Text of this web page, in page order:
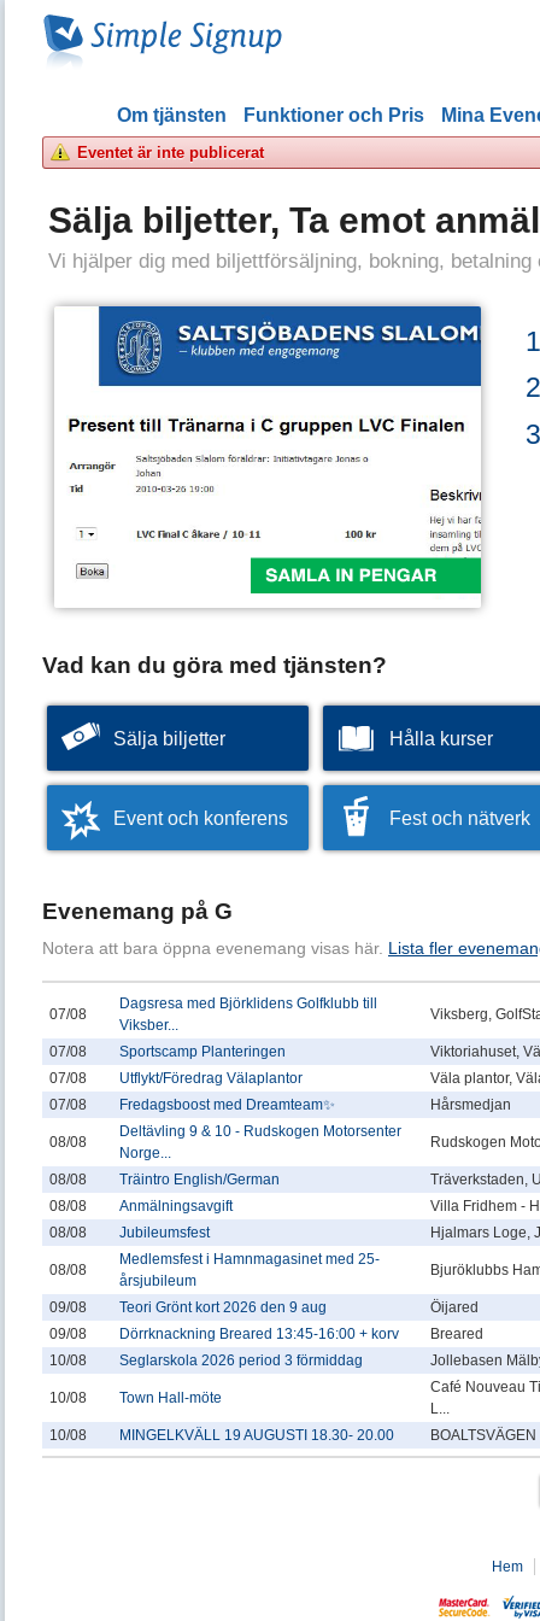
Om tjänsten Funktioner och Pris Mina
Eventet är inte publicerat
Sälja biljetter, Ta emot
Vi hjälper dig med biljettförsäljning, bokning,
Vad kan du göra med tjänsten?
Sälja biljetter Hålla kurser
Event och konferens Fest och nätverk
Evenemang på G
Notera att bara öppna evenemang visas här. Lista fler
07/08
Dagsresa med Björklidens Golfklubb till
Viksber...
Viksberg,
07/08 Sportscamp Planteringen
Viktoriahuset,
07/08
Utflykt/Föredrag Välaplantor
Väla plantor,
07/08
Fredagsboost med Dreamteam✨ Hårsmedjan
08/08
Deltävling 9 & 10 - Rudskogen Motorsenter
Norge...
Rudskogen
08/08 Träintro English/German
Träverkstaden,
08/08
Anmälningsavgift
Villa Fridhem -
08/08
Jubileumsfest Hjalmars Loge,
08/08
Medlemsfest i Hamnmagasinet med 25-
årsjubileum
Bjuröklubbs
09/08 Teori Grönt kort 2026 den 9 aug
Öijared
09/08
Dörrknackning Breared 13:45-16:00 + korv
Breared
10/08
Seglarskola 2026 period 3 förmiddag Jollebasen
10/08 Town Hall-möte
Café Nouveau
L...
10/08
MINGELKVÄLL 19 AUGUSTI 18.30- 20.00
Hem